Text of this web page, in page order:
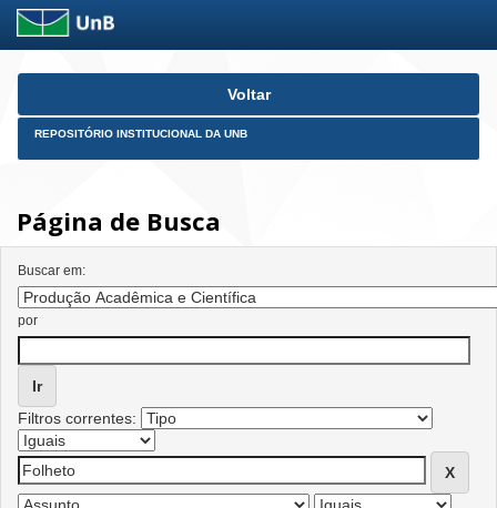
Skip
Voltar
REPOSITÓRIO INSTITUCIONAL DA UNB
Página de Busca
Buscar em:
por
Filtros correntes: